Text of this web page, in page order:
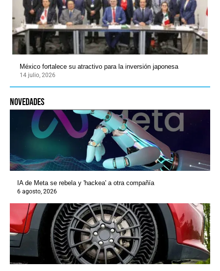
México fortalece su atractivo para la inversión japonesa
14 julio, 2026
novedades
IA de Meta se rebela y 'hackea' a otra compañía
6 agosto, 2026